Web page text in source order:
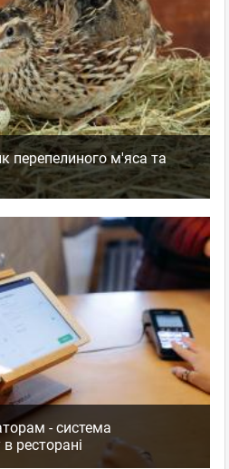
перепелиного м'яса та
- система
в ресторані